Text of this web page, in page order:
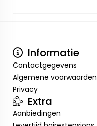
Informatie
Contactgegevens
Algemene voorwaarden
Privacy
Extra
Aanbiedingen